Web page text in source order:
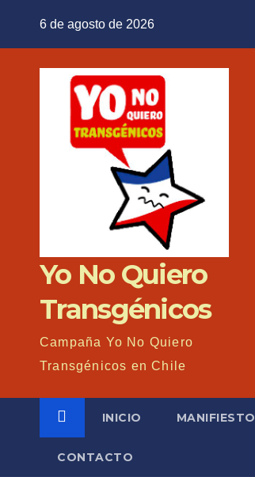
6 de agosto de 2026
Yo No Quiero
Transgénicos
Campaña Yo No Quiero
Transgénicos en Chile
INICIO MANIFIESTO
CONTACTO